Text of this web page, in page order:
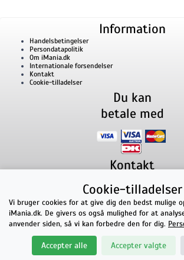
Information
Handelsbetingelser
Persondatapolitik
Om iMania.dk
Internationale forsendelser
Kontakt
Cookie-tilladelser
Du kan
betale med
Kontakt
Lillevorde Kær 29280 Storvorde
CVR nummer: 33182805 | E-mail:
Telefon:+45 23618990
Topkarakter hos
på Facebook
Cookie-tilladelser
Vi bruger cookies for at give dig den bedst mulige
iMania.dk. De givers os også mulighed for at
anvender siden, så vi kan forbedre den for dig.
Accepter alle Accepter valgte